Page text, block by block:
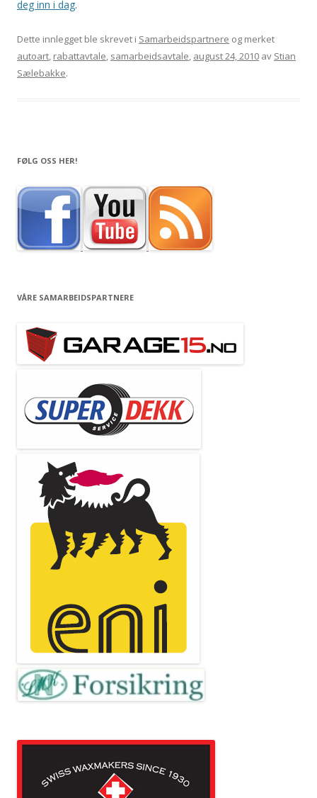
deg inn i dag.
Dette innlegget ble skrevet i Samarbeidspartnere og merket
autoart, rabattavtale, samarbeidsavtale, august 24, 2010 av Stian
Sælebakke.
FØLG OSS HER!
VÅRE SAMARBEIDSPARTNERE